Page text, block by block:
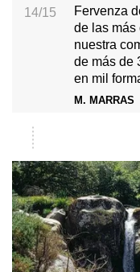
14/15
Fervenza
de las más
nuestra
de más de
en mil
M. MARRAS